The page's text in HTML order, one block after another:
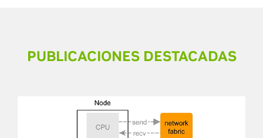
PUBLICACIONES DESTACADAS